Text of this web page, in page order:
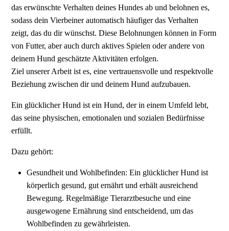
das erwünschte Verhalten deines Hundes ab und belohnen es,
sodass dein Vierbeiner automatisch häufiger das Verhalten
zeigt, das du dir wünschst. Diese Belohnungen können in Form
von Futter, aber auch durch aktives Spielen oder andere von
deinem Hund geschätzte Aktivitäten erfolgen.
Ziel unserer Arbeit ist es, eine vertrauensvolle und respektvolle
Beziehung zwischen dir und deinem Hund aufzubauen.
Ein glücklicher Hund ist ein Hund, der in einem Umfeld lebt,
das seine physischen, emotionalen und sozialen Bedürfnisse
erfüllt.
Dazu gehört:
Gesundheit und Wohlbefinden: Ein glücklicher Hund ist
körperlich gesund, gut ernährt und erhält ausreichend
Bewegung. Regelmäßige Tierarztbesuche und eine
ausgewogene Ernährung sind entscheidend, um das
Wohlbefinden zu gewährleisten.